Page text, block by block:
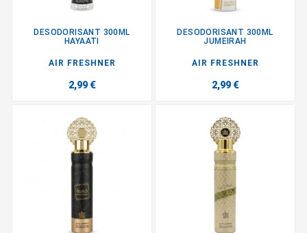
DESODORISANT 300ML
HAYAATI
AIR FRESHNER
2,99 €
DESODORISANT 300ML
JUMEIRAH
AIR FRESHNER
2,99 €